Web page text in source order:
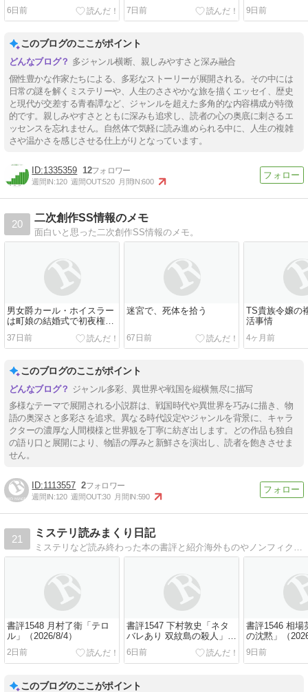
6日前
7日前
9日前
このブログのここがポイント
多ジャンル横断、親しみやすさと深み融合
個性豊かな作家たちによる、多彩なストーリーが展開される。その中には
日常の謎を解くミステリーや、人生のささやかな旅を描くエッセイ、歴史
と現代が交差する青春譚など、ジャンルを超えた多角的な内容構成が特徴
的です。親しみやすさとともに深みも追求し、読者の心の奥底に刺さるエ
ッセンスを忘れません。自然体で気軽に読み進められる中に、人生の複雑
さや温かさを感じさせる仕上がりとなっています。
1335359 12
週間IN:120 週間OUT:520 月間IN:600
20
二次創作SS情報のメモ
面白いと思った二次創作SS情報のメモ。
男女爵カール・ホイスラー
は町娘の結婚式で初夜権を
行使さる
37日前
迷宮で、死体を拾う
67日前
TS貴族令嬢の
活事情
4ヶ月前
このブログのここがポイント
ジャンル多彩、異世界や戦国を縦横無尽に描写
多様なテーマで展開される小説群は、戦国時代や異世界を巧みに描き、物
語の奥深さと多彩さを追求。異なる時代設定やジャンルを背景に、キャラ
クターの濃厚な人間模様と世界観を丁寧に紡ぎ出します。どの作品も独自
の語り口と展開により、物語の厚みと新鮮さを演出し、読者を飽きさせま
せん。
1113557 2
週間IN:120 週間OUT:30 月間IN:590
21
ミステリ読みまくり日記
書評1548 月村了衛「テロ
ル」（2026/8/4）
2日前
書評1547 下村敦史「ネタ
バレあり 双紋島の殺人」
（2026/7/31）
6日前
書評1546 相場
の沈黙」（
9日前
このブログのここがポイント